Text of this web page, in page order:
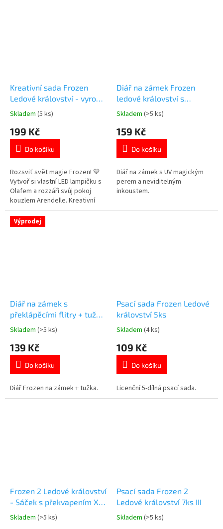
Kreativní sada Frozen
Ledové království - vyrob
si LED lampičku Olafa
Průměrné
produktu
5,0
5
hvězdiček.
Skladem (5 ks)
199 Kč
Do košíku
Rozsviť svět magie Frozen! 💙
Vytvoř si vlastní LED lampičku s
Olafem a rozzáři svůj pokoj
kouzlem Arendelle. Kreativní
zábava pro malé tvůrce! Více
produktů s motivem👉 OLAF
Diář na zámek Frozen
ledové království s
neviditelným UV perem
Průměrné
produktu
5,0
5
hvězdiček.
Skladem (>5 ks)
159 Kč
Do košíku
Diář na zámek s UV magickým
perem a neviditelným
inkoustem.
Výprodej
Diář na zámek s
překlápěcími flitry + tužka
Frozen Ledové království
Průměrné
produktu
4,8
5
hvězdiček.
Skladem (>5 ks)
139 Kč
Do košíku
Diář Frozen na zámek + tužka.
Psací sada Frozen Ledové
království 5ks
Průměrné
produktu
5,0
5
hvězdiček.
Skladem (4 ks)
109 Kč
Do košíku
Licenční 5-dílná psací sada.
Frozen 2 Ledové království
- Sáček s překvapením XL
4v1
Průměrné
Skladem (>5 ks)
Psací sada Frozen 2
Ledové království 7ks III
Průměrné
Skladem (>5 ks)